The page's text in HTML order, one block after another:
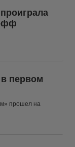
первом
прошел на